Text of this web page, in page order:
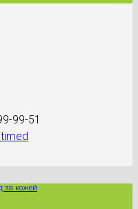
99-51
за кожей